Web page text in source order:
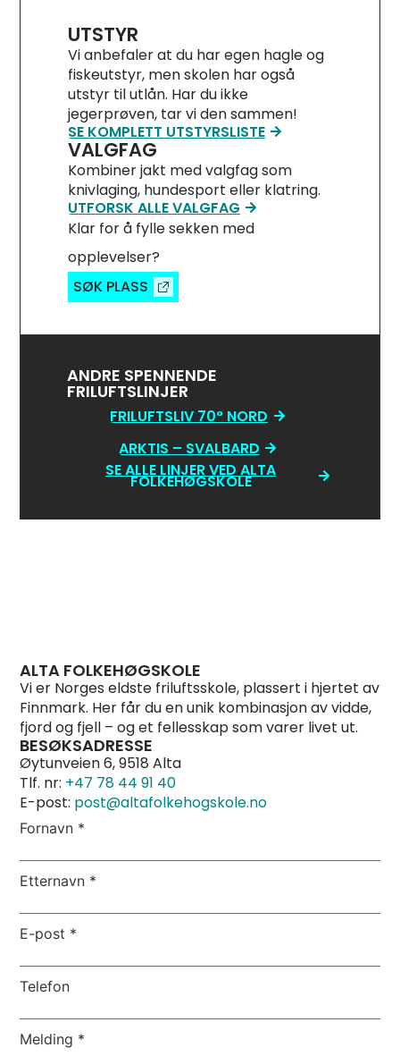
UTSTYR
Vi anbefaler at du har egen hagle og
fiskeutstyr, men skolen har også
utstyr til utlån. Har du ikke
jegerprøven, tar vi den sammen!
SE KOMPLETT UTSTYRSLISTE
VALGFAG
Kombiner jakt med valgfag som
knivlaging, hundesport eller klatring.
UTFORSK ALLE VALGFAG
Klar for å fylle sekken med
opplevelser?
SØK PLASS
ANDRE SPENNENDE
FRILUFTSLINJER
FRILUFTSLIV 70° NORD
ARKTIS – SVALBARD
SE ALLE LINJER VED ALTA
FOLKEHØGSKOLE
ALTA FOLKEHØGSKOLE
Vi er Norges eldste friluftsskole, plassert i hjertet av
Finnmark. Her får du en unik kombinasjon av vidde,
fjord og fjell – og et fellesskap som varer livet ut.
BESØKSADRESSE
Øytunveien 6, 9518 Alta
Tlf. nr: +47 78 44 91 40
E-post: post@altafolkehogskole.no
Fornavn *
Etternavn *
E-post *
Telefon
Melding *